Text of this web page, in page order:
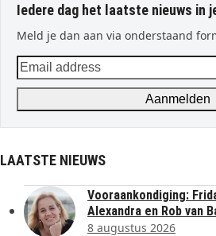
Iedere dag het laatste nieuws in
Meld je dan aan via onderstaand
Email
address
Aanmelden
LAATSTE NIEUWS
Vooraankondiging:
Alexandra en Rob van
8 augustus 2026